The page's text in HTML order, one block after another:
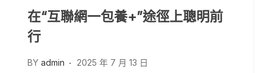
在“互聯網一包養+”途徑上聰明前
行
BY admin 2025 年 7 月 13 日